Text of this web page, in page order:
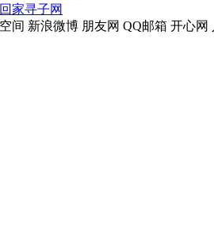
家寻子网
间 新浪微博 朋友网 QQ邮箱 开心网